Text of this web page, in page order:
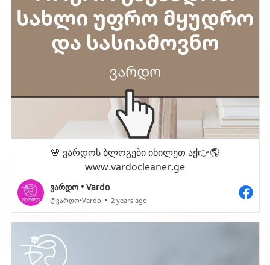
🌸 ვარდოს ბლოგები იხილეთ აქ👉🌎
www.vardocleaner.ge
ვარდო • Vardo
@ვარდო•Vardo 2 years ago